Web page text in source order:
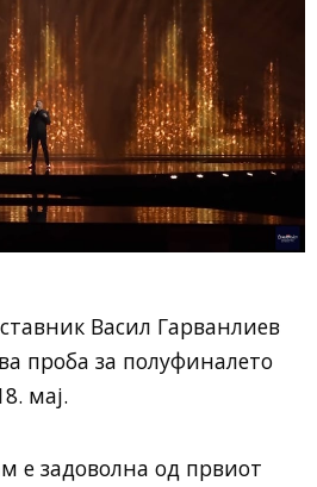
Васил Гарванлиев
проба за полуфиналето
мај.
е задоволна од првиот